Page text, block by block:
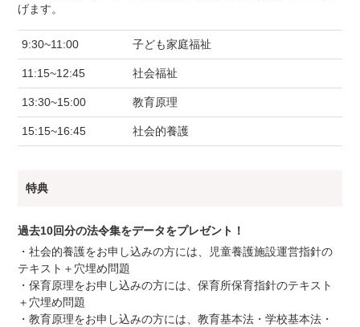
げます。
9:30~11:00 子ども家庭福祉
11:15~12:45 社会福祉
13:30~15:00 教育原理
15:15~16:45 社会的養護
特典
過去10回分の法令集をデータをプレゼント！
・社会的養護をお申し込みの方には、児童養護施設運営指針の
テキスト＋穴埋め問題
・保育原理をお申し込みの方には、保育所保育指針のテキスト
＋穴埋め問題
・教育原理をお申し込みの方には、教育基本法・学校基本法・